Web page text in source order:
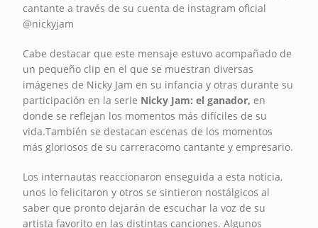
cantante a través de su cuenta de instagram oficial
@nickyjam
Cabe destacar que este mensaje estuvo acompañado de
un pequeño clip en el que se muestran diversas
imágenes de Nicky Jam en su infancia y otras durante su
participación en la serie Nicky Jam: el ganador, en
donde se reflejan los momentos más difíciles de su
vida.También se destacan escenas de los momentos
más gloriosos de su carreracomo cantante y empresario.
Los internautas reaccionaron enseguida a esta noticia,
unos lo felicitaron y otros se sintieron nostálgicos al
saber que pronto dejarán de escuchar la voz de su
artista favorito en las distintas canciones. Algunos